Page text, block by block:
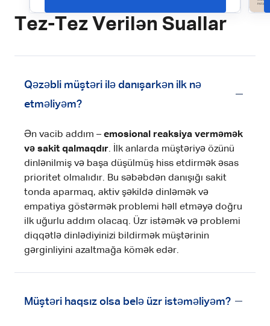
Tez-Tez Verilən Suallar
Qəzəbli müştəri ilə danışarkən ilk nə
etməliyəm?
Ən vacib addım – emosional reaksiya verməmək
və sakit qalmaqdır. İlk anlarda müştəriyə özünü
dinlənilmiş və başa düşülmüş hiss etdirmək əsas
prioritet olmalıdır. Bu səbəbdən danışığı sakit
tonda aparmaq, aktiv şəkildə dinləmək və
empatiya göstərmək problemi həll etməyə doğru
ilk uğurlu addım olacaq. Üzr istəmək və problemi
diqqətlə dinlədiyinizi bildirmək müştərinin
gərginliyini azaltmağa kömək edər.
Müştəri haqsız olsa belə üzr istəməliyəm?